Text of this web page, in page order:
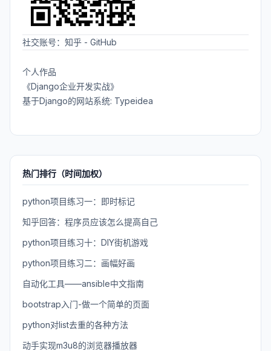
社交账号： 知乎 - GitHub
个人作品
《Django企业开发实战》
基于Django的网站系统: Typeidea
热门排行（时间加权）
python项目练习一：即时标记
知乎回答：程序员应该怎么提高自己
python项目练习十：DIY街机游戏
python项目练习二：画幅好画
自动化工具——ansible中文指南
bootstrap入门-做一个简单的页面
python对list去重的各种方法
动手实现m3u8的浏览器播放器